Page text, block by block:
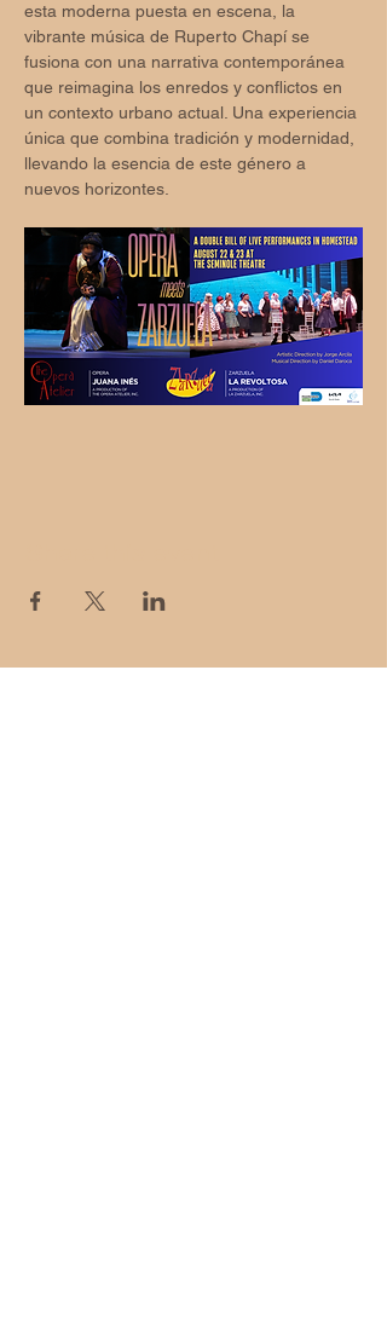
esta moderna puesta en escena, la
vibrante música de Ruperto Chapí se
fusiona con una narrativa contemporánea
que reimagina los enredos y conflictos en
un contexto urbano actual. Una experiencia
única que combina tradición y modernidad,
llevando la esencia de este género a
nuevos horizontes.